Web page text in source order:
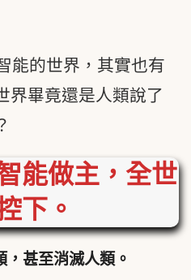
能的世界，其實也有
界畢竟還是人類說了
能做主，全世
下。
甚至消滅人類。